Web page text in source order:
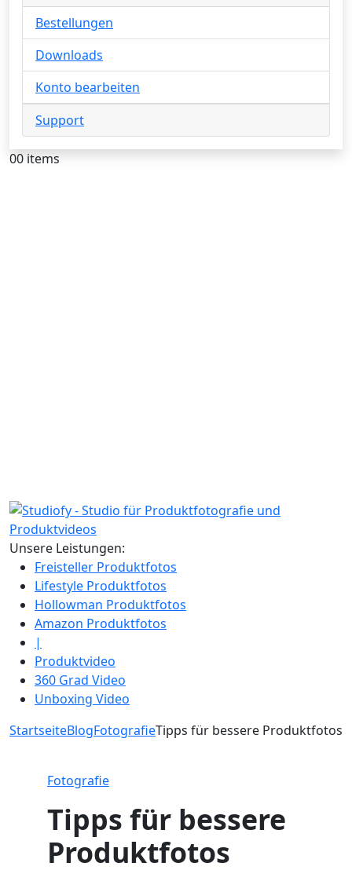
Bestellungen
Downloads
Konto bearbeiten
Support
00 items
Unsere Leistungen:
Freisteller Produktfotos
Lifestyle Produktfotos
Hollowman Produktfotos
Amazon Produktfotos
|
Produktvideo
360 Grad Video
Unboxing Video
StartseiteBlogFotografieTipps für bessere Produktfotos
Fotografie
Tipps für bessere
Produktfotos